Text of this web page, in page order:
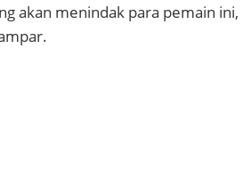
akan menindak para pemain ini,